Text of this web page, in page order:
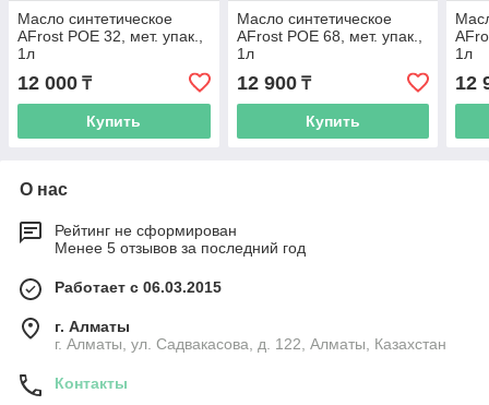
Масло синтетическое
AFrost POE 32, мет. упак.,
1л
12 000 ₸
Купить
Масло синтетическое
AFrost POE 68, мет. упак.,
1л
12 900₸
Купить
1л
12
О нас
Рейтинг не сформирован
Менее 5 отзывов за последний год
Работает с 06.03.2015
г. Алматы
г. Алматы, ул. Садвакасова, д. 122, Алматы, Казахстан
Контакты